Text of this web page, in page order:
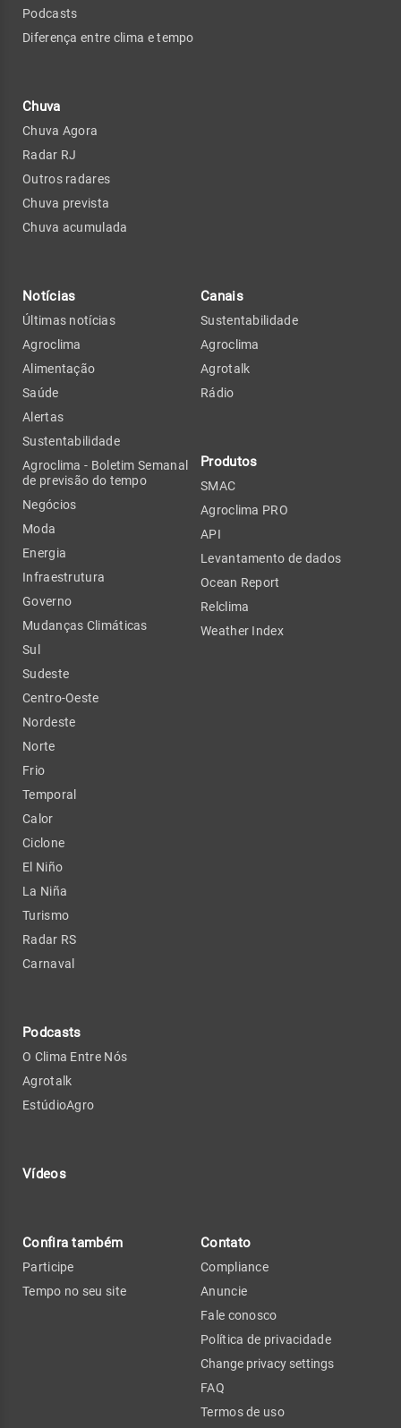
Podcasts
Diferença entre clima e tempo
Chuva
Chuva Agora
Radar RJ
Outros radares
Chuva prevista
Chuva acumulada
Notícias
Últimas notícias
Agroclima
Alimentação
Saúde
Alertas
Sustentabilidade
Agroclima - Boletim Semanal
de previsão do tempo
Negócios
Moda
Energia
Infraestrutura
Governo
Mudanças Climáticas
Sul
Sudeste
Centro-Oeste
Nordeste
Norte
Frio
Temporal
Calor
Ciclone
El Niño
La Niña
Turismo
Radar RS
Carnaval
Podcasts
O Clima Entre Nós
Agrotalk
EstúdioAgro
Vídeos
Canais
Sustentabilidade
Agroclima
Agrotalk
Rádio
Produtos
SMAC
Agroclima PRO
API
Levantamento de dados
Ocean Report
Relclima
Weather Index
Confira também
Participe
Tempo no seu site
Contato
Compliance
Anuncie
Fale conosco
Política de privacidade
Change privacy settings
FAQ
Termos de uso